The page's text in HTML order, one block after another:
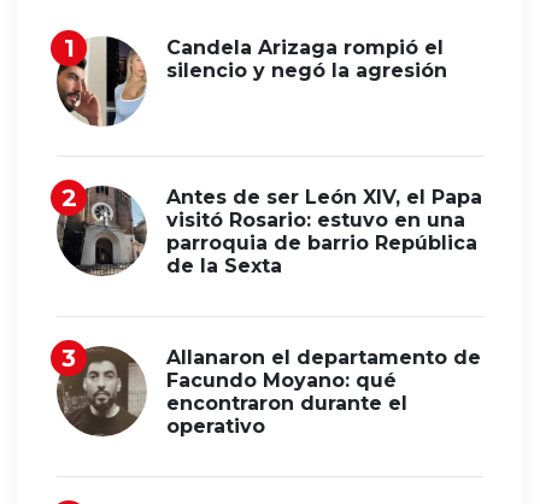
Candela Arizaga rompió el
silencio y negó la agresión
Antes de ser León XIV, el Papa
visitó Rosario: estuvo en una
parroquia de barrio República
de la Sexta
Allanaron el departamento de
Facundo Moyano: qué
encontraron durante el
operativo